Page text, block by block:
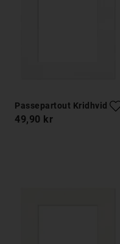
Passepartout Kridhvid
49,90 kr